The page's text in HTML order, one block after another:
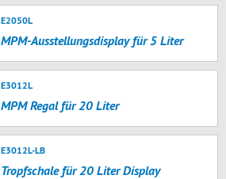
E2050L
MPM-Ausstellungsdisplay für 5 Liter
E3012L
MPM Regal für 20 Liter
E3012L-LB
Tropfschale für 20 Liter Display